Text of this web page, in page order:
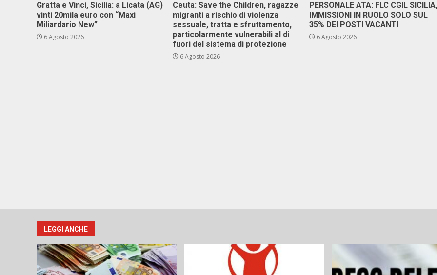
Gratta e Vinci, Sicilia: a Licata (AG)
vinti 20mila euro con “Maxi
Miliardario New”
6 Agosto 2026
Ceuta: Save the Children, ragazze
migranti a rischio di violenza
sessuale, tratta e sfruttamento,
particolarmente vulnerabili al di
fuori del sistema di protezione
6 Agosto 2026
PERSONALE ATA: FLC CGIL SICILIA,
IMMISSIONI IN RUOLO SOLO SUL
35% DEI POSTI VACANTI
6 Agosto 2026
LEGGI ANCHE